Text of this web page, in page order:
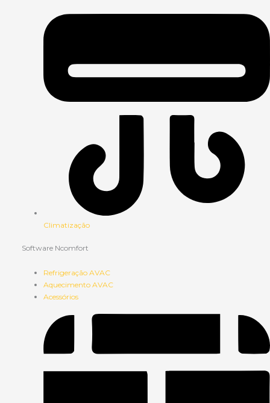
Climatização
Software Ncomfort
Refrigeração AVAC
Aquecimento AVAC
Acessórios